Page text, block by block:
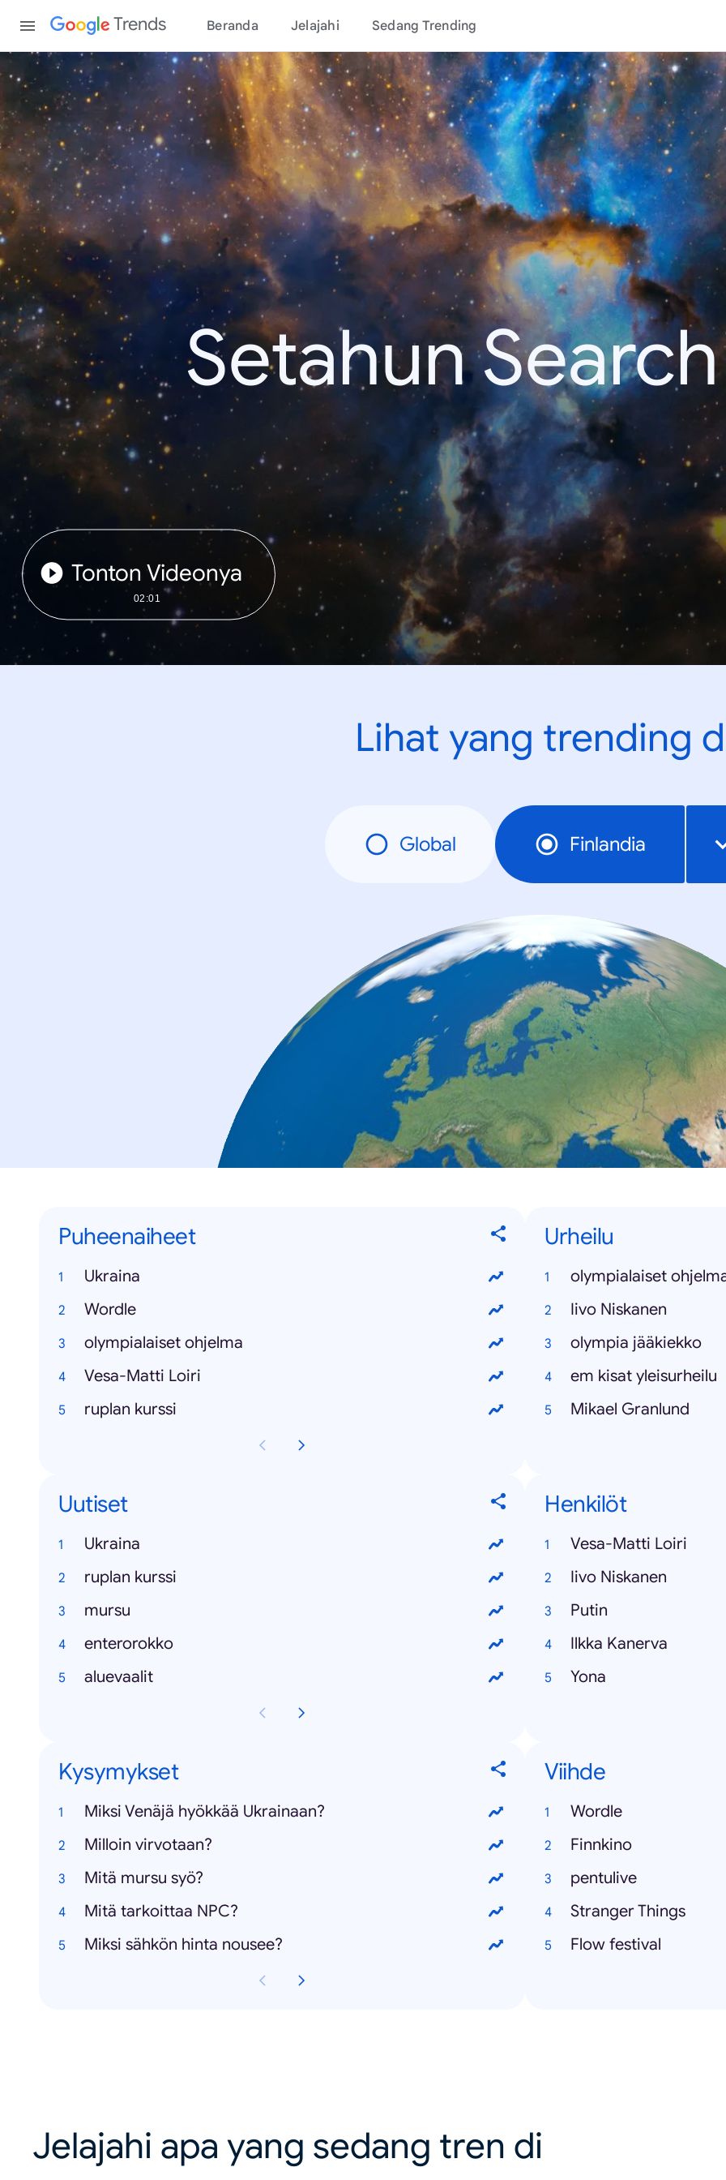
Trends Beranda Jelajahi Sedang Trending
Setahun
Tonton Videonya
02:01
Lihat yang trending
Global Finlandia
Puheenaiheet
Ukraina
Wordle
olympialaiset ohjelma
Vesa-Matti Loiri
ruplan kurssi
Urheilu
olympialaiset
Iivo Niskanen
olympia jääkiekko
em kisat yleisurheilu
Mikael Granlund
Uutiset
Ukraina
ruplan kurssi
mursu
enterorokko
aluevaalit
Henkilöt
Vesa-Matti Loiri
Iivo Niskanen
Putin
Ilkka Kanerva
Yona
Kysymykset
Miksi Venäjä hyökkää Ukrainaan?
Milloin virvotaan?
Mitä mursu syö?
Mitä tarkoittaa NPC?
Miksi sähkön hinta nousee?
Viihde
Wordle
Finnkino
pentulive
Stranger Things
Flow festival
Jelajahi apa yang sedang tren di